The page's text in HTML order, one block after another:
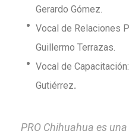
Gerardo Gómez.
Vocal de Relaciones
Guillermo Terrazas.
Vocal de
Gutiérrez.
PRO Chihuahua es